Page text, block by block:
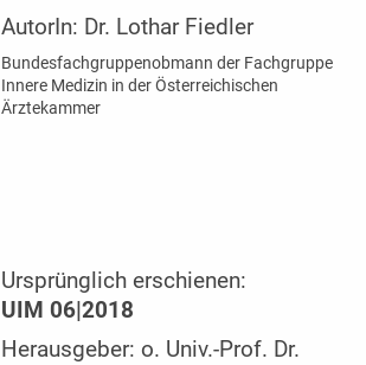
AutorIn: Dr. Lothar Fiedler
Bundesfach­gruppenobmann der Fachgruppe
Innere Medizin in der Österreichischen
Ärztekammer
Ursprünglich erschienen:
UIM 06|2018
Herausgeber: o. Univ.-Prof. Dr.